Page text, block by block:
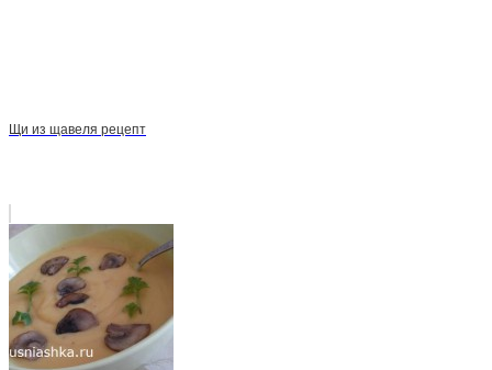
Щи из щавеля рецепт